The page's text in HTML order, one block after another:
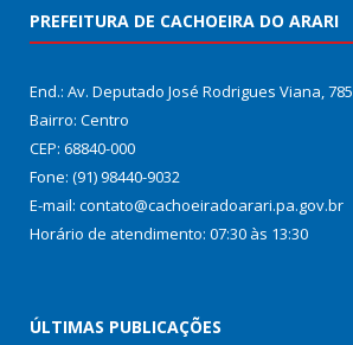
PREFEITURA DE CACHOEIRA DO ARARI
End.: Av. Deputado José Rodrigues Viana, 785
Bairro: Centro
CEP: 68840-000
Fone: (91) 98440-9032
E-mail: contato@cachoeiradoarari.pa.gov.br
Horário de atendimento: 07:30 às 13:30
ÚLTIMAS PUBLICAÇÕES